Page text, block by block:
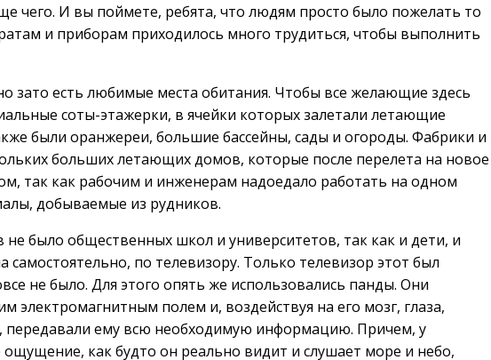
чего. И вы поймете, ребята, что людям просто было пожелать то
и приборам приходилось много трудиться, чтобы выполнить
зато есть любимые места обитания. Чтобы все желающие здесь
соты-этажерки, в ячейки которых залетали летающие
были оранжереи, большие бассейны, сады и огороды. Фабрики и
больших летающих домов, которые после перелета на новое
так как рабочим и инженерам надоедало работать на одном
добываемые из рудников.
было общественных школ и университетов, так как и дети, и
самостоятельно, по телевизору. Только телевизор этот был
не было. Для этого опять же использовались панды. Они
электромагнитным полем и, воздействуя на его мозг, глаза,
передавали ему всю необходимую информацию. Причем, у
ощущение, как будто он реально видит и слушает море и небо,